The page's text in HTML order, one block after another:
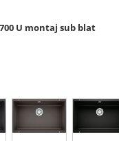
U montaj sub blat